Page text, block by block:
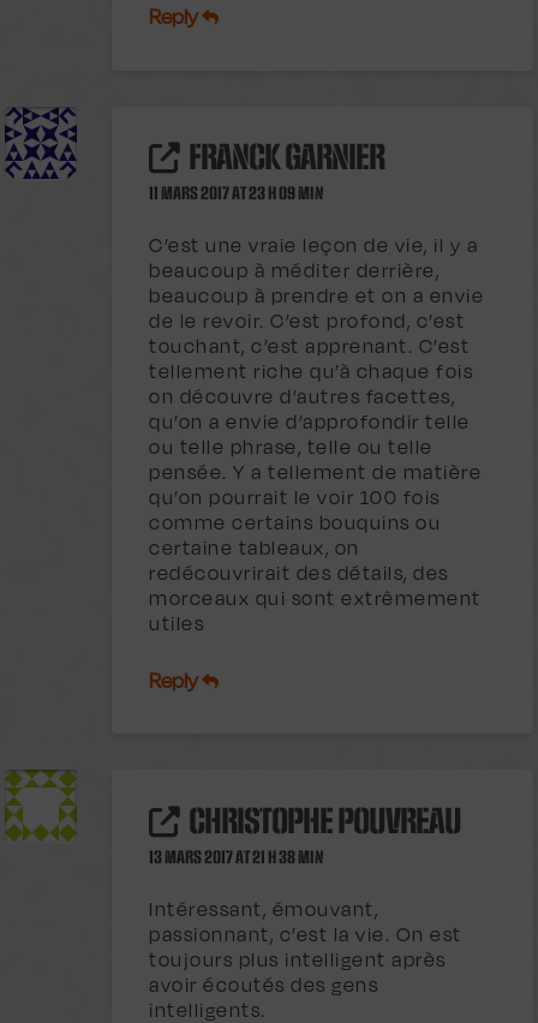
Reply
FRANCK GARNIER
11 MARS 2017 AT 23 H 09 MIN
C’est une vraie leçon de vie, il y a
beaucoup à méditer derrière,
beaucoup à prendre et on a envie
de le revoir. C’est profond, c’est
touchant, c’est apprenant. C’est
tellement riche qu’à chaque fois
on découvre d’autres facettes,
qu’on a envie d’approfondir telle
ou telle phrase, telle ou telle
pensée. Y a tellement de matière
qu’on pourrait le voir 100 fois
comme certains bouquins ou
certaine tableaux, on
redécouvrirait des détails, des
morceaux qui sont extrêmement
utiles
Reply
CHRISTOPHE POUVREAU
13 MARS 2017 AT 21 H 38 MIN
Intéressant, émouvant,
passionnant, c’est la vie. On est
toujours plus intelligent après
avoir écoutés des gens
intelligents.